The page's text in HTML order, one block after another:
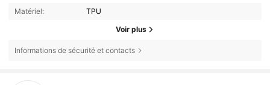
Matériel: TPU
Voir plus
Informations de sécurité et contacts